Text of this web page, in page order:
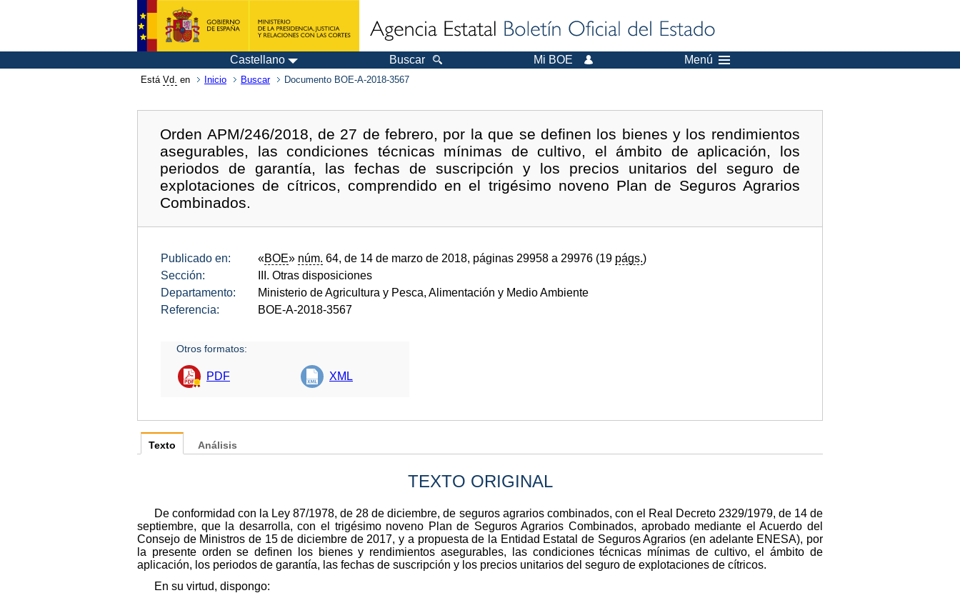
Castellano Buscar Mi BOE Menú
Está Vd. en Inicio Buscar Documento BOE-A-2018-3567
Orden APM/246/2018, de 27 de febrero, por la que se definen los bienes y los rendimientos
asegurables, las condiciones técnicas mínimas de cultivo, el ámbito de aplicación, los
periodos de garantía, las fechas de suscripción y los precios unitarios del seguro de
explotaciones de cítricos, comprendido en el trigésimo noveno Plan de Seguros Agrarios
Combinados.
Publicado en: «BOE» núm. 64, de 14 de marzo de 2018, páginas 29958 a 29976 (19 págs.)
Sección:
III. Otras disposiciones
Departamento:
Ministerio de Agricultura y Pesca, Alimentación y Medio Ambiente
Referencia:
BOE-A-2018-3567
Otros formatos:
PDF XML
Texto
TEXTO ORIGINAL
De conformidad con la Ley 87/1978, de 28 de diciembre, de seguros agrarios combinados, con el Real Decreto 2329/1979, de 14 de
septiembre, que la desarrolla, con el trigésimo noveno Plan de Seguros Agrarios Combinados, aprobado mediante el Acuerdo del
Consejo de Ministros de 15 de diciembre de 2017, y a propuesta de la Entidad Estatal de Seguros Agrarios (en adelante ENESA), por
la presente orden se definen los bienes y rendimientos asegurables, las condiciones técnicas mínimas de cultivo, el ámbito de
aplicación, los periodos de garantía, las fechas de suscripción y los precios unitarios del seguro de explotaciones de cítricos.
En su virtud, dispongo:
Análisis